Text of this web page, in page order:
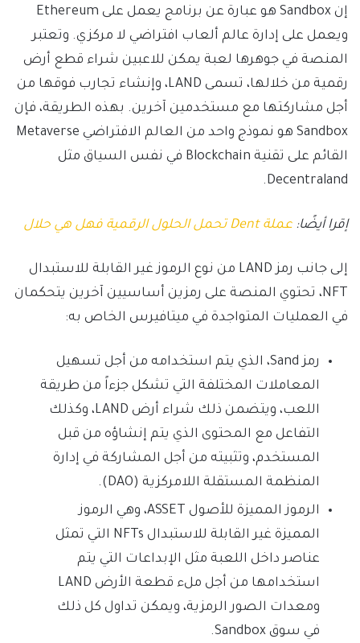
إن Sandbox هو عبارة عن برنامج يعمل على Ethereum
ويعمل على إدارة عالم ألعاب افتراضي لا مركزي. وتعتبر
المنصة في جوهرها لعبة يمكن للاعبين شراء قطع أرض
رقمية من خلالها، تسمى LAND، وإنشاء تجارب فوقها من
أجل مشاركتها مع مستخدمين آخرين. بهذه الطريقة، فإن
Sandbox هو نموذج واحد من العالم الافتراضي Metaverse
القائم على تقنية Blockchain في نفس السياق مثل
Decentraland.
إقرا أيضًا: عملة Dent تحمل الحلول الرقمية فهل هي حلال
إلى جانب رمز LAND من نوع الرموز غير القابلة للاستبدال
NFT، تحتوي المنصة على رمزين أساسيين آخرين يتحكمان
في العمليات المتواجدة في ميتافيرس الخاص به:
رمز Sand، الذي يتم استخدامه من أجل تسهيل
المعاملات المختلفة التي تشكل جزءاً من طريقة
اللعب، ويتضمن ذلك شراء أرض LAND، وكذلك
التفاعل مع المحتوى الذي يتم إنشاؤه من قبل
المستخدم، وتثبيته من أجل المشاركة في إدارة
المنظمة المستقلة اللامركزية (DAO).
الرموز المميزة للأصول ASSET، وهي الرموز
المميزة غير القابلة للاستبدال NFTs التي تمثل
عناصر داخل اللعبة مثل الإبداعات التي يتم
استخدامها من أجل ملء قطعة الأرض LAND
ومعدات الصور الرمزية، ويمكن تداول كل ذلك
في سوق Sandbox.